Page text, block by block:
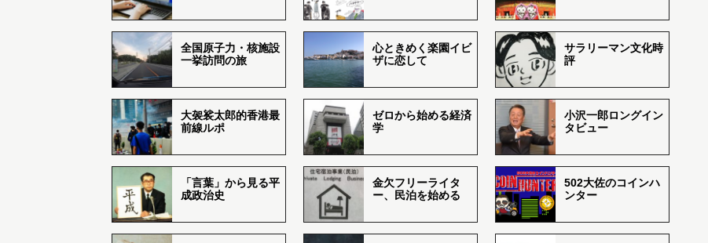
全国原子力・核施設
一挙訪問の旅
心ときめく楽園イビ
ザに恋して
サラリーマン文化時
評
大袈裟太郎的香港最
前線ルポ
ゼロから始める経済
学
小沢一郎ロングイン
タビュー
「言葉」から見る平
成政治史
金欠フリーライタ
ー、民泊を始める
502大佐のコインハ
ンター